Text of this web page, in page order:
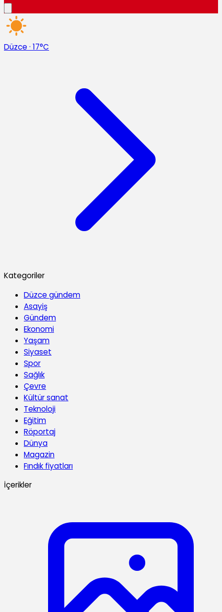
Düzce · 17°C
Kategoriler
Düzce gündem
Asayiş
Gündem
Ekonomi
Yaşam
Siyaset
Spor
Sağlık
Çevre
Kültür sanat
Teknoloji
Eğitim
Röportaj
Dünya
Magazin
Fındık fiyatları
İçerikler